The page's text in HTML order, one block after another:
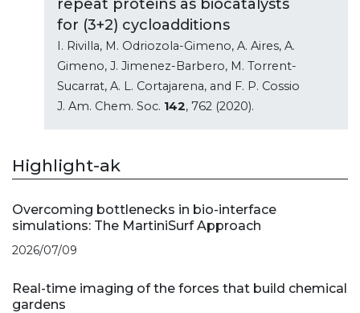
repeat proteins as biocatalysts
for (3+2) cycloadditions
I. Rivilla, M. Odriozola-Gimeno, A. Aires, A.
Gimeno, J. Jimenez-Barbero, M. Torrent-
Sucarrat, A. L. Cortajarena, and F. P. Cossio
J. Am. Chem. Soc. 142, 762 (2020).
Highlight-ak
Overcoming bottlenecks in bio-interface
simulations: The MartiniSurf Approach
2026/07/09
Real-time imaging of the forces that build chemical
gardens